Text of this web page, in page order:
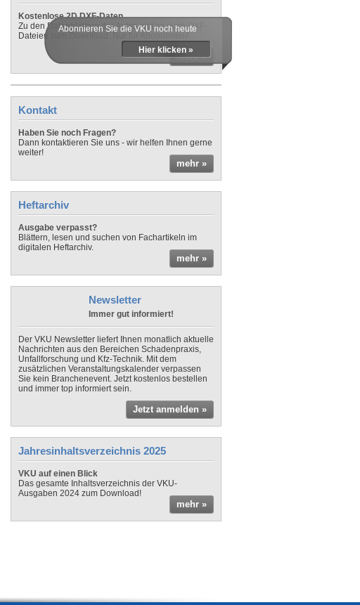
Kostenlose 2D DXF-Daten
Zu den Datenblättern der Autos gibt es auch DXF-
Dateien zum Download. Nur für Abonnenten!
mehr »
Abonnieren Sie die VKU noch heute
Hier klicken »
Kontakt
Haben Sie noch Fragen?
Dann kontaktieren Sie uns - wir helfen Ihnen gerne
weiter!
mehr »
Heftarchiv
Ausgabe verpasst?
Blättern, lesen und suchen von Fachartikeln im
digitalen Heftarchiv.
mehr »
Newsletter
Immer gut informiert!
Der VKU Newsletter liefert Ihnen monatlich aktuelle
Nachrichten aus den Bereichen Schadenpraxis,
Unfallforschung und Kfz-Technik. Mit dem
zusätzlichen Veranstaltungskalender verpassen
Sie kein Branchenevent. Jetzt kostenlos bestellen
und immer top informiert sein.
Jetzt anmelden »
Jahresinhaltsverzeichnis 2025
VKU auf einen Blick
Das gesamte Inhaltsverzeichnis der VKU-
Ausgaben 2024 zum Download!
mehr »